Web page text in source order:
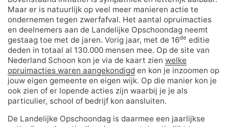
Maar er is natuurlijk op veel meer manieren actie te
ondernemen tegen zwerfafval. Het aantal opruimacties
en deelnemers aan de Landelijke Opschoondag neemt
gestaag toe met de jaren. Vorig jaar, met de 16de editie
deden in totaal al 130.000 mensen mee. Op de site van
Nederland Schoon kon je via de kaart zien welke
opruimacties waren aangekondigd en kon je inzoomen op
jouw eigen gemeente en eigen wijk. Op die manier kon je
ook zien of er lopende acties zijn waarbij je je als
particulier, school of bedrijf kon aansluiten.
De Landelijke Opschoondag is daarmee een jaarlijkse